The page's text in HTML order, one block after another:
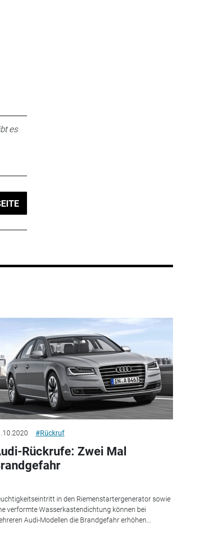
es
#Rückruf
Rückrufe: Zwei Mal
in den Riemenstartergenerator sowie
verformte Wasserkastendichtung können bei
Audi-Modellen die Brandgefahr erhöhen...